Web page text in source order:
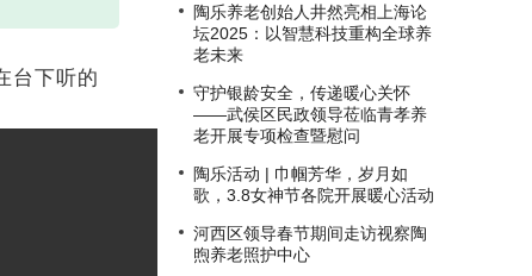
台下听的
陶乐养老创始人井然亮相上海论
坛2025：以智慧科技重构全球养
老未来
守护银龄安全，传递暖心关怀
——武侯区民政领导莅临青孝养
老开展专项检查暨慰问
陶乐活动 | 巾帼芳华，岁月如
歌，3.8女神节各院开展暖心活动
河西区领导春节期间走访视察陶
煦养老照护中心